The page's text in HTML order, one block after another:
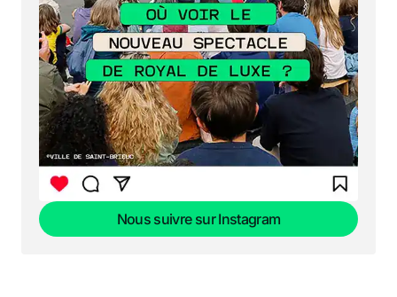
Nous suivre sur Instagram